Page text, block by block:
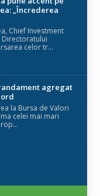
„Încrederea
Chief Investment
celor tr...
agregat
la Bursa de Valori
celei mai mari